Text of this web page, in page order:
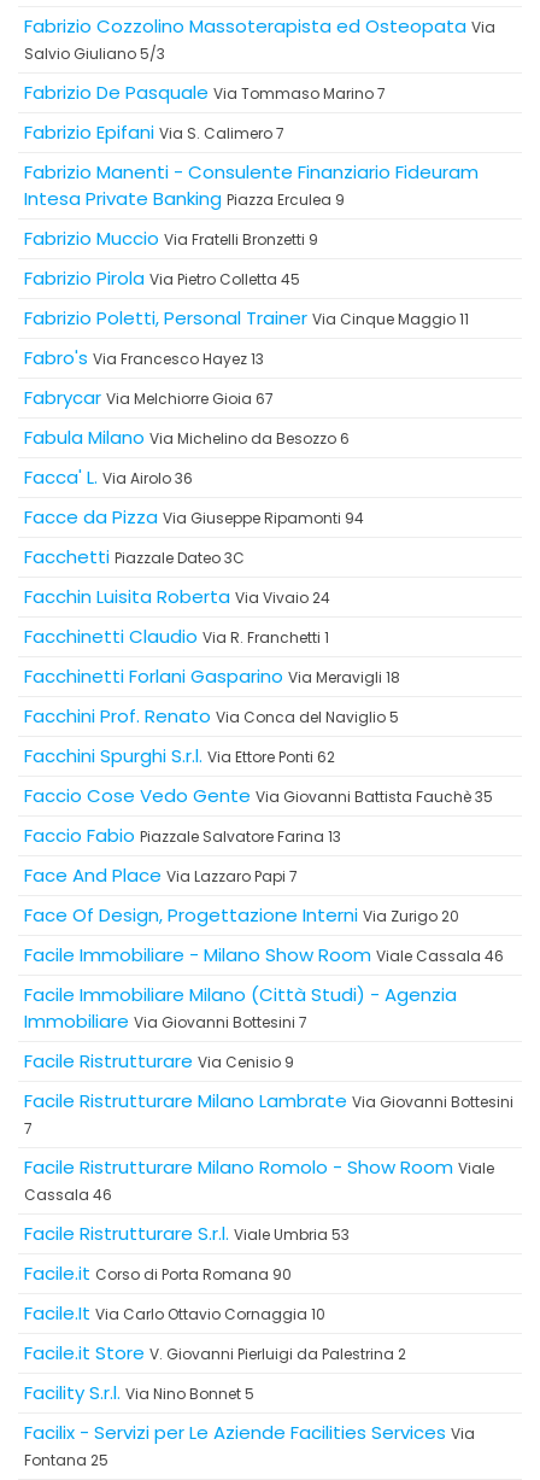
Fabrizio Cozzolino Massoterapista ed Osteopata Via
Salvio Giuliano 5/3
Fabrizio De Pasquale Via Tommaso Marino 7
Fabrizio Epifani Via S. Calimero 7
Fabrizio Manenti - Consulente Finanziario Fideuram
Intesa Private Banking Piazza Erculea 9
Fabrizio Muccio Via Fratelli Bronzetti 9
Fabrizio Pirola Via Pietro Colletta 45
Fabrizio Poletti, Personal Trainer Via Cinque Maggio 11
Fabro's Via Francesco Hayez 13
Fabrycar Via Melchiorre Gioia 67
Fabula Milano Via Michelino da Besozzo 6
Facca' L. Via Airolo 36
Facce da Pizza Via Giuseppe Ripamonti 94
Facchetti Piazzale Dateo 3C
Facchin Luisita Roberta Via Vivaio 24
Facchinetti Claudio Via R. Franchetti 1
Facchinetti Forlani Gasparino Via Meravigli 18
Facchini Prof. Renato Via Conca del Naviglio 5
Facchini Spurghi S.r.l. Via Ettore Ponti 62
Faccio Cose Vedo Gente Via Giovanni Battista Fauchè 35
Faccio Fabio Piazzale Salvatore Farina 13
Face And Place Via Lazzaro Papi 7
Face Of Design, Progettazione Interni Via Zurigo 20
Facile Immobiliare - Milano Show Room Viale Cassala 46
Facile Immobiliare Milano (Città Studi) - Agenzia
Immobiliare Via Giovanni Bottesini 7
Facile Ristrutturare Via Cenisio 9
Facile Ristrutturare Milano Lambrate Via Giovanni Bottesini
7
Facile Ristrutturare Milano Romolo - Show Room Viale
Cassala 46
Facile Ristrutturare S.r.l. Viale Umbria 53
Facile.it Corso di Porta Romana 90
Facile.It Via Carlo Ottavio Cornaggia 10
Facile.it Store V. Giovanni Pierluigi da Palestrina 2
Facility S.r.l. Via Nino Bonnet 5
Facilix - Servizi per Le Aziende Facilities Services Via
Fontana 25